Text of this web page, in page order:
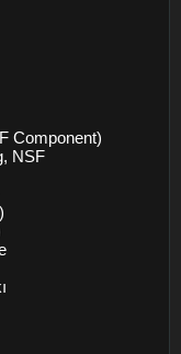
Component)
NSF